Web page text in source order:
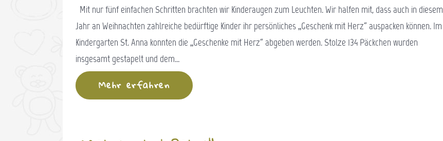
Mit nur fünf einfachen Schritten brachten wir Kinderaugen zum Leuchten. Wir halfen mit, dass auch in diesem
Jahr an Weihnachten zahlreiche bedürftige Kinder ihr persönliches „Geschenk mit Herz“ auspacken können. Im
Kindergarten St. Anna konnten die „Geschenke mit Herz“ abgeben werden. Stolze 134 Päckchen wurden
insgesamt gestapelt und dem…
Mehr erfahren